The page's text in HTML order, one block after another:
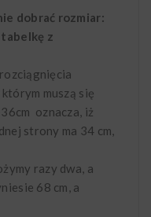
dobrać rozmiar:
tabelkę z
muszą się
oznacza, iż
strony ma 34 cm,
razy dwa, a
68 cm, a